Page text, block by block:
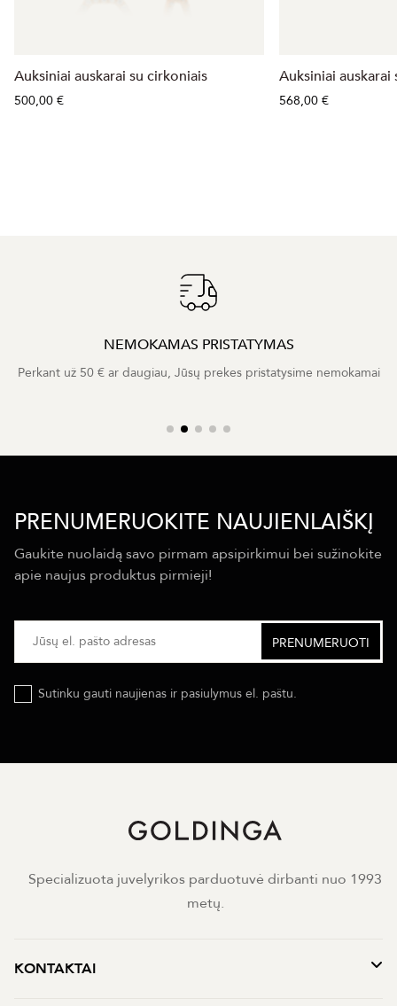
Auksiniai auskarai su cirkoniais
500,00 €
Auksiniai
568,00 €
NEMOKAMAS PRISTATYMAS
Perkant už 50 € ar daugiau, Jūsų prekes pristatysime nemokamai
PRENUMERUOKITE NAUJIENLAIŠKĮ
Gaukite nuolaidą savo pirmam apsipirkimui bei sužinokite
apie naujus produktus pirmieji!
Sutinku gauti naujienas ir pasiulymus el. paštu.
Specializuota juvelyrikos parduotuvė dirbanti nuo 1993
metų.
KONTAKTAI